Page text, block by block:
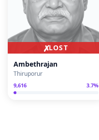
✗LOST
Ambethrajan
Thiruporur
9,616 3.7%